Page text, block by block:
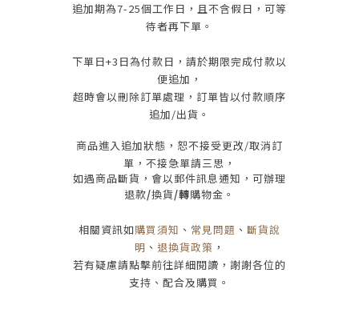
追加期為7-25個工作日 ，且不含假日 ， 可等
待者再下單 。
下單日+3 日為付款日，請於期限完成付款以
便追加，
超時會以刪除訂單處理，訂單皆以付款順序
追加/出貨 。
商品進入追加狀態，恕不接受更改/取消訂
單， 不接急單請三思 ，
如遇商品斷貨，會以郵件訊息通知，可辦理
退款/換貨/轉購物金。
相關資訊如購買須知 、 常見問題 、 斷貨說
明 、 退換貨政策 ，
若有疑慮請點擊前往詳細閱讀，謝謝各位的
支持、配合及購買 。